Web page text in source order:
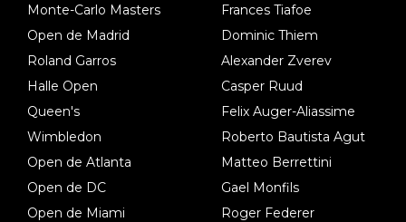
Monte-Carlo Masters
Open de Madrid
Roland Garros
Halle Open
Queen's
Wimbledon
Open de Atlanta
Open de DC
Open de Miami
Frances Tiafoe
Dominic Thiem
Alexander Zverev
Casper Ruud
Felix Auger-Aliassime
Roberto Bautista Agut
Matteo Berrettini
Gael Monfils
Roger Federer